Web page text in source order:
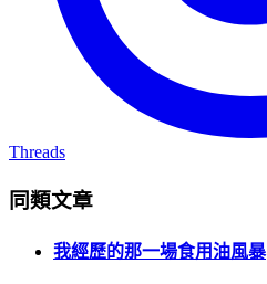
Threads
同類文章
我經歷的那一場食用油風暴